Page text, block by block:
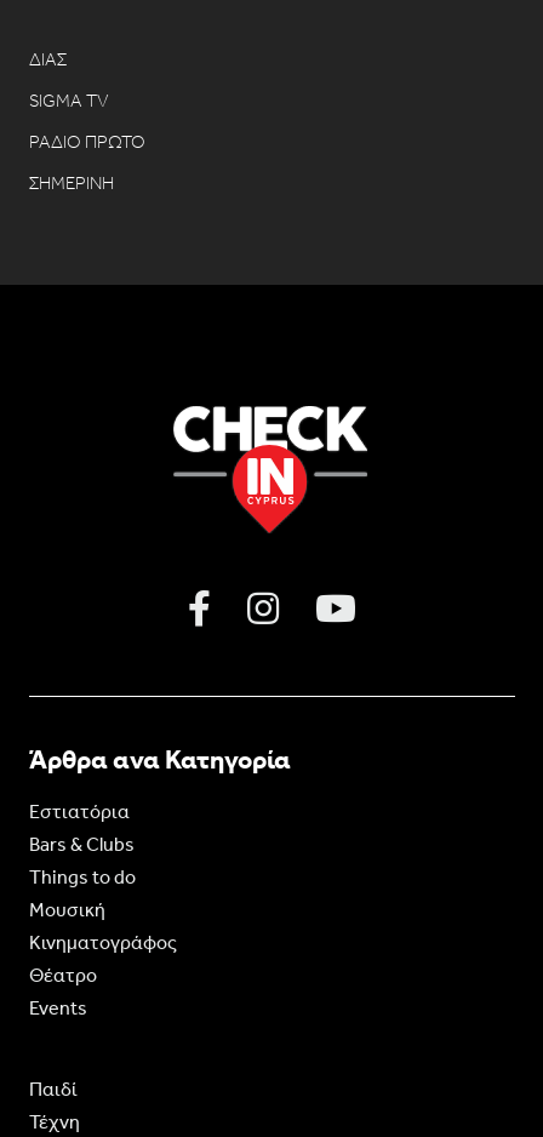
ΔΙΑΣ
SIGMA TV
ΡΑΔΙΟ ΠΡΩΤΟ
ΣΗΜΕΡΙΝΗ
Άρθρα ανα Κατηγορία
Εστιατόρια
Bars & Clubs
Things to do
Moυσική
Κινηματογράφος
Θέατρο
Events
Παιδί
Τέχνη